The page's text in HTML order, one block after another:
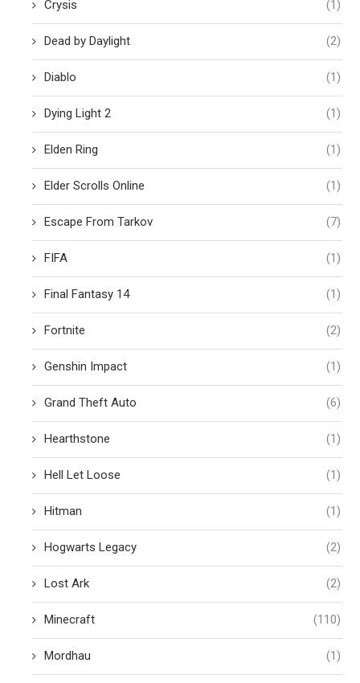
Crysis (1)
Dead by Daylight (2)
Diablo (1)
Dying Light 2 (1)
Elden Ring (1)
Elder Scrolls Online (1)
Escape From Tarkov (7)
FIFA (1)
Final Fantasy 14 (1)
Fortnite (2)
Genshin Impact (1)
Grand Theft Auto (6)
Hearthstone (1)
Hell Let Loose (1)
Hitman (1)
Hogwarts Legacy (2)
Lost Ark (2)
Minecraft (110)
Mordhau (1)